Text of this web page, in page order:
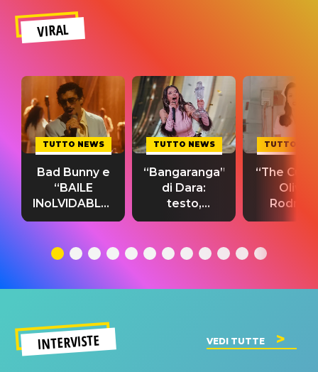
VIRAL
TUTTO NEWS
Bad Bunny e
“BAILE
INoLVIDABLE”:
testo,
significato
TUTTO NEWS
“Bangaranga”
di Dara:
testo,
traduzione e
del singolo
TUTTO
“The
Olivia
testo,
INTERVISTE VEDI TUTTE